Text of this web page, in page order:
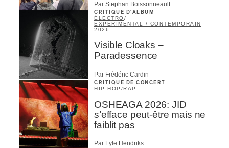
Par Stephan Boissonneault
CRITIQUE D'ALBUM
ÉLECTRO/
EXPÉRIMENTAL / CONTEMPORAIN
2026
Visible Cloaks –
Paradessence
Par Frédéric Cardin
CRITIQUE DE CONCERT
HIP-HOP /RAP
OSHEAGA 2026: JID
s’efface peut-être mais ne
faiblit pas
Par Lyle Hendriks